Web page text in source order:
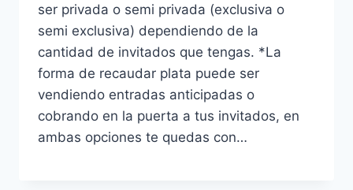
ser privada o semi privada (exclusiva o
semi exclusiva) dependiendo de la
cantidad de invitados que tengas. *La
forma de recaudar plata puede ser
vendiendo entradas anticipadas o
cobrando en la puerta a tus invitados, en
ambas opciones te quedas con…